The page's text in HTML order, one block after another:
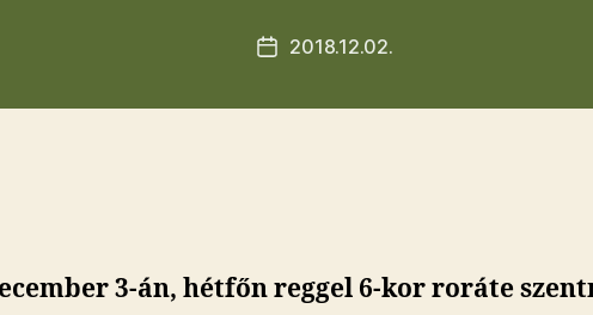
Bejegyzés
2018.12.02.
3-án, hétfőn reggel 6-kor roráte